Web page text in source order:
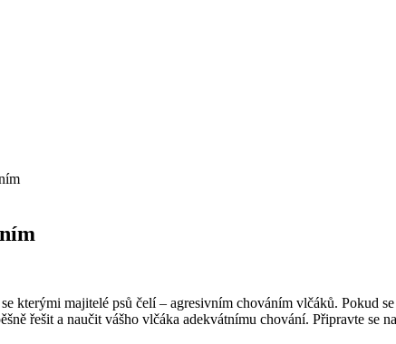
kterými majitelé psů čelí – agresivním chováním vlčáků. Pokud
řešit a naučit vášho vlčáka adekvátnímu chování. Připravte se